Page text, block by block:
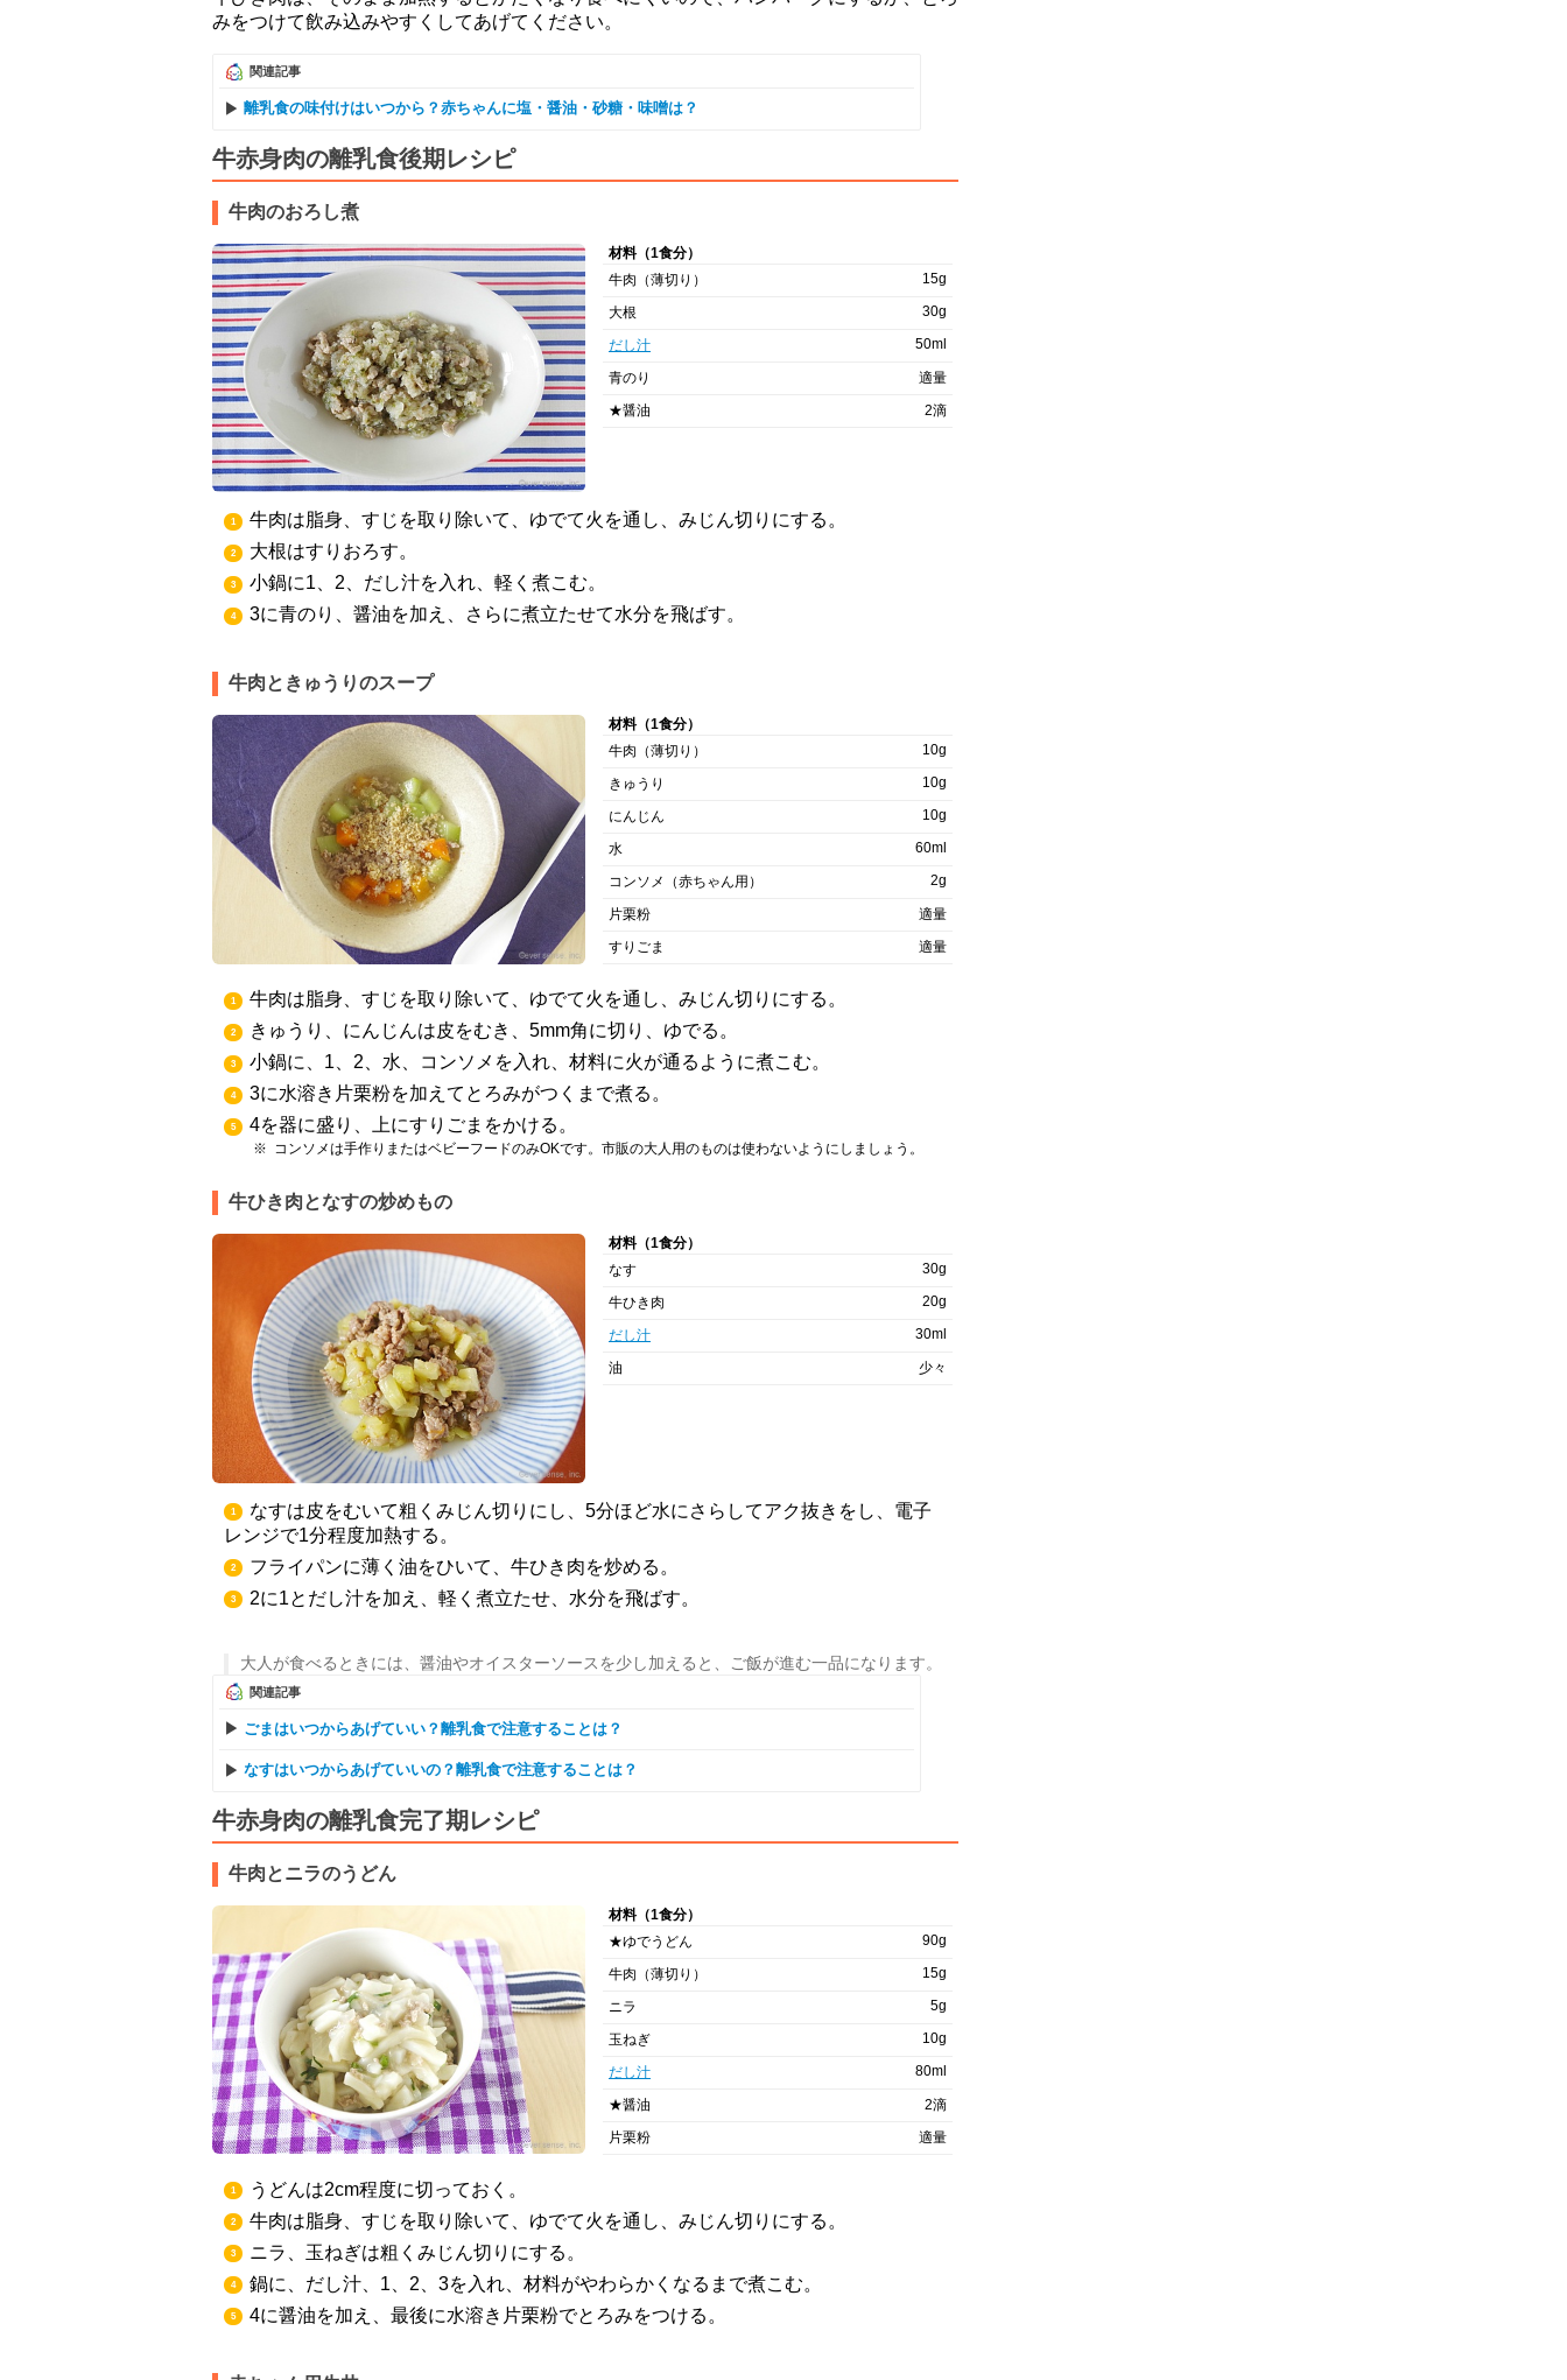
みをつけて飲み込みやすくしてあげてください。
関連記事
離乳食の味付けはいつから？赤ちゃんに塩・醤油・砂糖・味噌は？
牛赤身肉の離乳食後期レシピ
牛肉のおろし煮
材料（1食分）
牛肉（薄切り）
15g
大根 30g
だし汁 50ml
青のり
適量
★醤油
2滴
1 牛肉は脂身、すじを取り除いて、ゆでて火を通し、みじん切りにする。
2 大根はすりおろす。
3 小鍋に1、2、だし汁を入れ、軽く煮こむ。
4 3に青のり、醤油を加え、さらに煮立たせて水分を飛ばす。
牛肉ときゅうりのスープ
材料（1食分）
牛肉（薄切り）
10g
きゅうり 10g
にんじん 10g
水 60ml
コンソメ（赤ちゃん用） 2g
片栗粉
適量
すりごま
適量
1 牛肉は脂身、すじを取り除いて、ゆでて火を通し、みじん切りにする。
2 きゅうり、にんじんは皮をむき、5mm角に切り、ゆでる。
3 小鍋に、1、2、水、コンソメを入れ、材料に火が通るように煮こむ。
4 3に水溶き片栗粉を加えてとろみがつくまで煮る。
5 4を器に盛り、上にすりごまをかける。
コンソメは手作りまたはベビーフードのみOKです。市販の大人用のものは使わないようにしましょう。
牛ひき肉となすの炒めもの
材料（1食分）
なす
30g
牛ひき肉 20g
だし汁 30ml
油 少々
1
なすは皮をむいて粗くみじん切りにし、5分ほど水にさらしてアク抜きをし、電子
レンジで1分程度加熱する。
2 フライパンに薄く油をひいて、牛ひき肉を炒める。
3 2に1とだし汁を加え、軽く煮立たせ、水分を飛ばす。
大人が食べるときには、醤油やオイスターソースを少し加えると、ご飯が進む一品になります。
関連記事
ごまはいつからあげていい？離乳食で注意することは？
なすはいつからあげていいの？離乳食で注意することは？
牛赤身肉の離乳食完了期レシピ
牛肉とニラのうどん
材料（1食分）
★ゆでうどん
90g
牛肉（薄切り） 15g
ニラ 5g
玉ねぎ 10g
だし汁 80ml
★醤油
2滴
片栗粉
適量
1 うどんは2cm程度に切っておく。
2 牛肉は脂身、すじを取り除いて、ゆでて火を通し、みじん切りにする。
3 ニラ、玉ねぎは粗くみじん切りにする。
4 鍋に、だし汁、1、2、3を入れ、材料がやわらかくなるまで煮こむ。
5 4に醤油を加え、最後に水溶き片栗粉でとろみをつける。